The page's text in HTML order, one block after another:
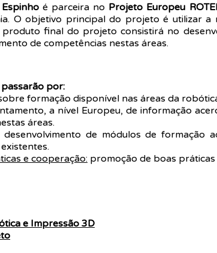
é parceira no Projeto Europeu
O objetivo principal do projeto é utilizar
produto final do projeto consistirá no
de competências nestas áreas.
por:
formação disponível nas áreas da
a nível Europeu, de informação
áreas.
desenvolvimento de módulos de formação
e cooperação: promoção de boas
e Impressão 3D